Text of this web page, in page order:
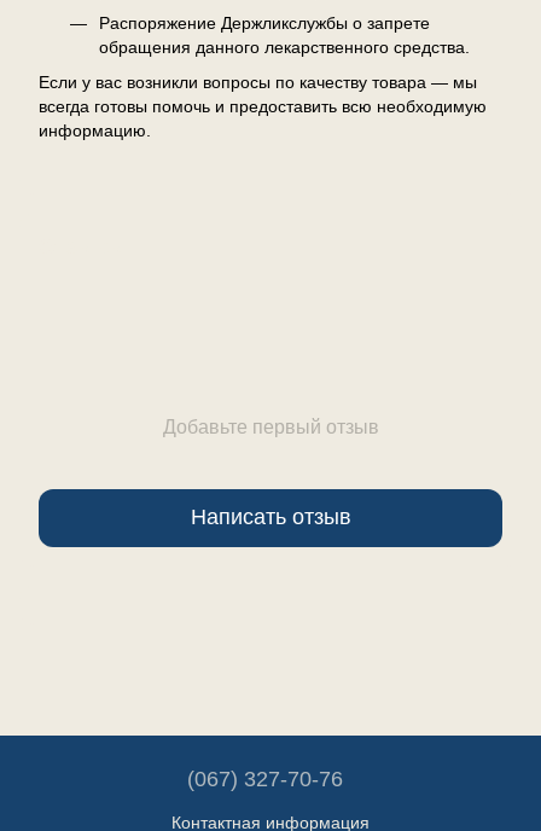
Распоряжение Держликслужбы о запрете
обращения данного лекарственного средства.
Если у вас возникли вопросы по качеству товара — мы
всегда готовы помочь и предоставить всю необходимую
информацию.
Добавьте первый отзыв
Написать отзыв
(067) 327-70-76
Контактная информация